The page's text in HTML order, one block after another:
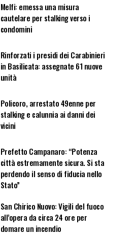
Melfi: emessa una misura
cautelare per stalking verso i
condomini
Rinforzati i presidi dei Carabinieri
in Basilicata: assegnate 61 nuove
unità
Policoro, arrestato 49enne per
stalking e calunnia ai danni dei
vicini
Prefetto Campanaro: “Potenza
città estremamente sicura. Si sta
perdendo il senso di fiducia nello
Stato”
San Chirico Nuovo: Vigili del fuoco
all’opera da circa 24 ore per
domare un incendio